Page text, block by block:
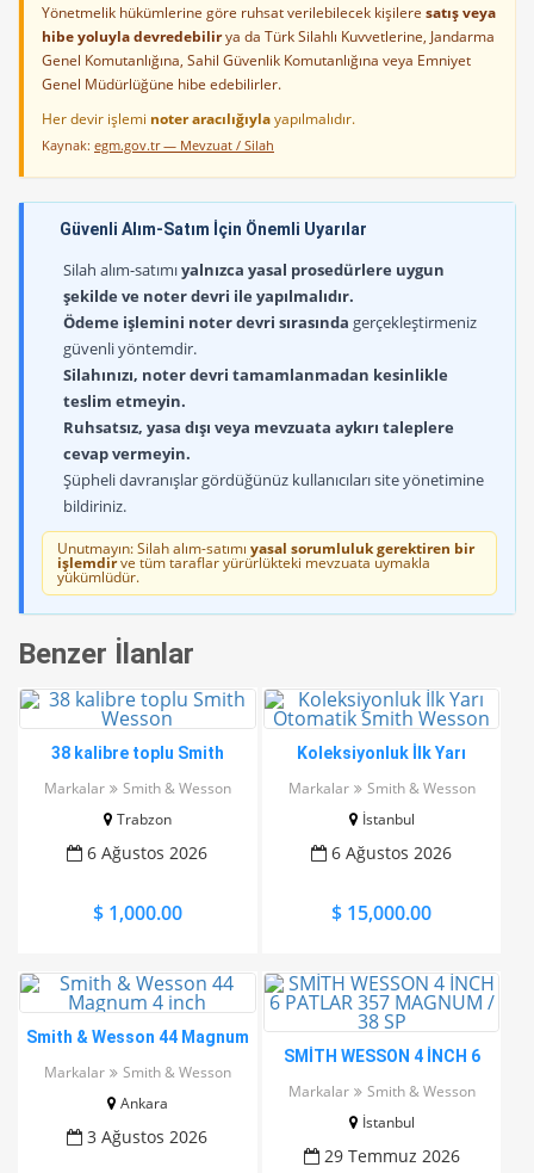
Yönetmelik hükümlerine göre ruhsat verilebilecek kişilere satış veya
hibe yoluyla devredebilirya da Türk Silahlı Kuvvetlerine, Jandarma
Genel Komutanlığına, Sahil Güvenlik Komutanlığına veya Emniyet
Genel Müdürlüğüne hibe edebilirler.
Her devir işlemi noter aracılığıylayapılmalıdır.
Kaynak: egm.gov.tr — Mevzuat / Silah
Güvenli Alım-Satım İçin Önemli Uyarılar
Silah alım-satımıyalnızca yasal prosedürlere uygun
şekilde ve noter devri ile yapılmalıdır.
Ödeme işlemini noter devri sırasında gerçekleştirmeniz
güvenli yöntemdir.
Silahınızı, noter devri tamamlanmadan kesinlikle
teslim etmeyin.
Ruhsatsız, yasa dışı veya mevzuata aykırı taleplere
cevap vermeyin.
Şüpheli davranışlar gördüğünüz kullanıcıları site yönetimine
bildiriniz.
Unutmayın: Silah alım-satımı yasal sorumluluk gerektiren bir
işlemdirve tüm taraflar yürürlükteki mevzuata uymakla
yükümlüdür.
Benzer İlanlar
38 kalibre toplu Smith
Markalar
Smith & Wesson
Trabzon
6 Ağustos 2026
$ 1,000.00
Koleksiyonluk İlk Yarı
Markalar
Smith & Wesson
İstanbul
6 Ağustos 2026
$ 15,000.00
Smith & Wesson 44 Magnum
Markalar
Smith & Wesson
Ankara
3 Ağustos 2026
SMİTH WESSON 4 İNCH 6
Markalar
Smith & Wesson
İstanbul
29 Temmuz 2026